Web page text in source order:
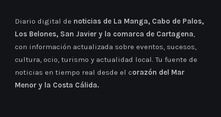
Diario digital de noticias de La Manga, Cabo de Palos,
Los Belones, San Javier y la comarca de Cartagena,
con información actualizada sobre eventos, sucesos,
cultura, ocio, turismo y actualidad local. Tu fuente de
noticias en tiempo real desde el corazón del Mar
Menor y la Costa Cálida.